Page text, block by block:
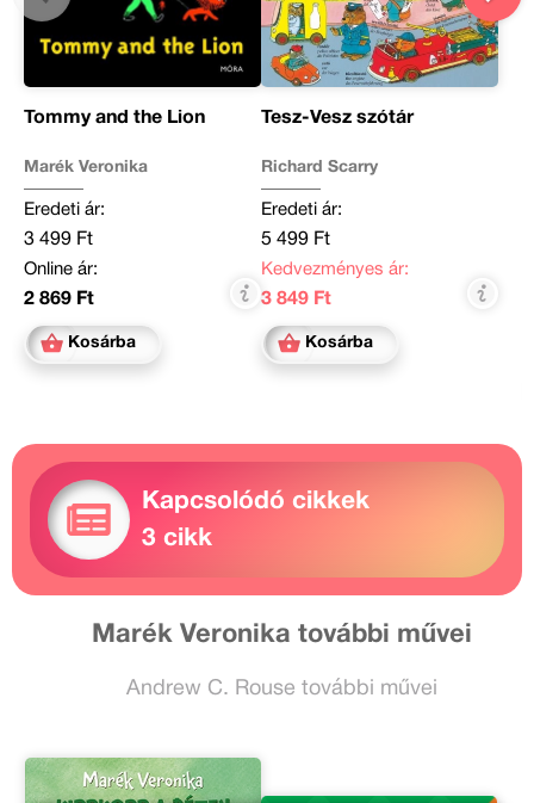
Tommy and the Lion
Marék Veronika
Eredeti ár:
3 499 Ft
Online ár:
2 869 Ft
Kosárba
Tesz-Vesz szótár
Richard Scarry
Eredeti ár:
5 499 Ft
Kedvezményes ár:
3 849 Ft
Kosárba
Kapcsolódó cikkek
3 cikk
Marék Veronika további művei
Andrew C. Rouse további művei